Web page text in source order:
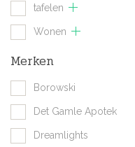
tafelen
Wonen
Merken
Borowski
Det Gamle Apotek
Dreamlights